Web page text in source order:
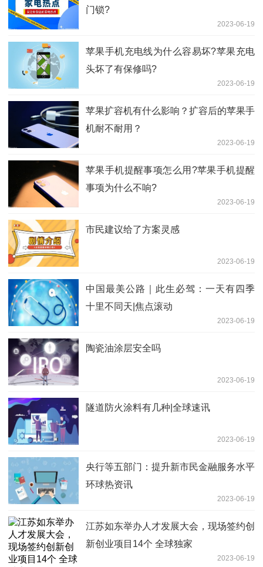
门锁?
2023-06-19
苹果手机充电线为什么容易坏?苹果充电
头坏了有保修吗?
2023-06-19
苹果扩容机有什么影响？扩容后的苹果手
机耐不耐用？
2023-06-19
苹果手机提醒事项怎么用?苹果手机提醒
事项为什么不响?
2023-06-19
市民建议给了方案灵感
2023-06-19
中国最美公路｜此生必驾：一天有四季
十里不同天|焦点滚动
2023-06-19
陶瓷油涂层安全吗
2023-06-19
隧道防火涂料有几种|全球速讯
2023-06-19
央行等五部门：提升新市民金融服务水平
环球热资讯
2023-06-19
江苏如东举办人才发展大会，现场签约创
新创业项目14个 全球独家
2023-06-19